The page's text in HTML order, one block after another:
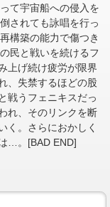
て宇宙船への侵入を
されても詠唱を行っ
構築の能力で傷つき
民と戦いを続けるフ
上げ続け疲労が限界
、失禁するほどの股
戦うフェニキスだっ
れ、そのリンクを断
く。さらにおかしく
…。[BAD END]